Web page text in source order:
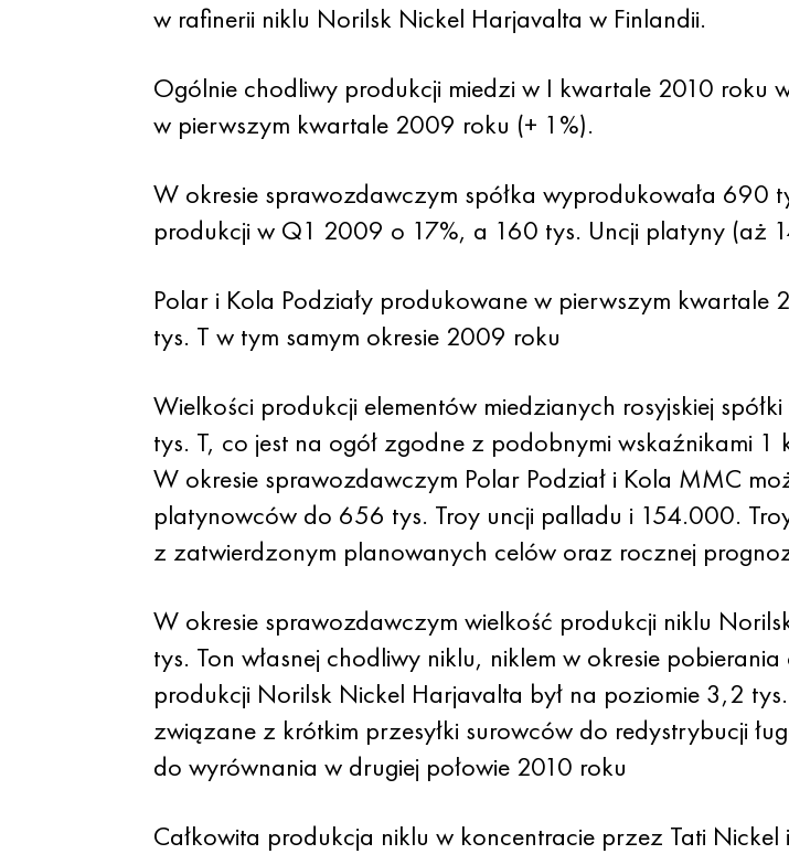
w rafinerii niklu Norilsk Nickel Harjavalta w Finlandii.
Ogólnie chodliwy produkcji miedzi w I kwartale 2010 roku
w pierwszym kwartale 2009 roku (+ 1%).
W okresie sprawozdawczym spółka wyprodukowała
produkcji w Q1 2009 o 17%, a 160 tys. Uncji platyny (aż
Polar i Kola Podziały produkowane w pierwszym
tys. T w tym samym okresie 2009 roku
Wielkości produkcji elementów miedzianych rosyjskiej
tys. T, co jest na ogół zgodne z podobnymi wskaźnikami 1
W okresie sprawozdawczym Polar Podział i Kola MMC
platynowców do 656 tys. Troy uncji palladu i 154.000.
z zatwierdzonym planowanych celów oraz rocznej
W okresie sprawozdawczym wielkość produkcji niklu
tys. Ton własnej chodliwy niklu, niklem w okresie
produkcji Norilsk Nickel Harjavalta był na poziomie 3,2
związane z krótkim przesyłki surowców do redystrybucji
do wyrównania w drugiej połowie 2010 roku
Całkowita produkcja niklu w koncentracie przez Tati